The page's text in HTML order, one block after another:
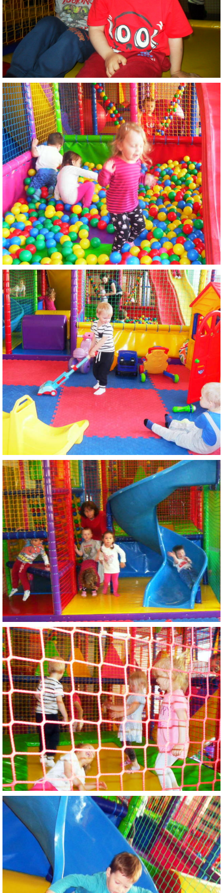
VÝVESKA PRIJATÝCH DETÍ NA ŠKOLSKÝ ROK 2026/2027
POKRAČOVANIE PLNENIA POVINNÉHO
PREDPRIMÁRNEHO VZDELÁVANIA
ŠKOLSKÝ VZDELÁVACÍ PROGRAM ZVEDAVÁ KUKUČKA
SPRÁVY O VÝCHOVNO-VZDELÁVACEJ ČINNOSTI
ŠKOLSKÝ PORIADOK
SMERNICE
ČO NÁS ČAKÁ V ŠKÔLKE...
ZAUJÍMAVOSTI PRE RODIČOV
ORGANIZÁCIA DŇA
TLAČIVÁ
ŠKOLSKÝ ČASOPIS KUKUČKA
JEDÁLNY LÍSTOK
RECEPTY
PROJEKTY
ZDRAVÝ ÚSMEV
NADÁCIA TESCO
NADÁCIA VOLKSWAGEN SLOVAKIA
MEMORANDUM DIEŤAŤA
VEREJNÉ OBSTARÁVANIE
EUROROZPRÁVKY
2% Z DANE
RADA ŠKOLY
GDPR
REGISTRATÚRNY PLÁN MŠ
VOĽNÉ PRACOVNÉ MIESTO
AKTUALIZAČNÉ VZDELÁVANIE
ZÁBAVNÉ UČENIE DOMA
VIDEO ALBUM
COVID-19